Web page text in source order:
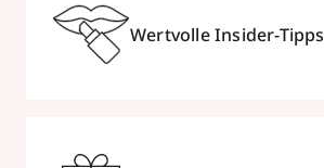
Wertvolle Insider-Tipps